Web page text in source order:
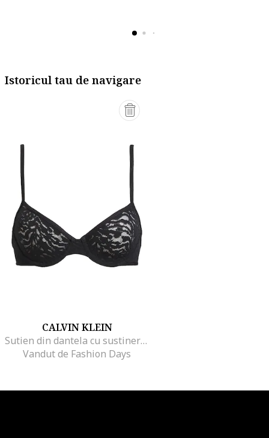
Istoricul tau de navigare
CALVIN KLEIN
Sutien din dantela cu sustinere metalica, Negru
Vandut de Fashion Days